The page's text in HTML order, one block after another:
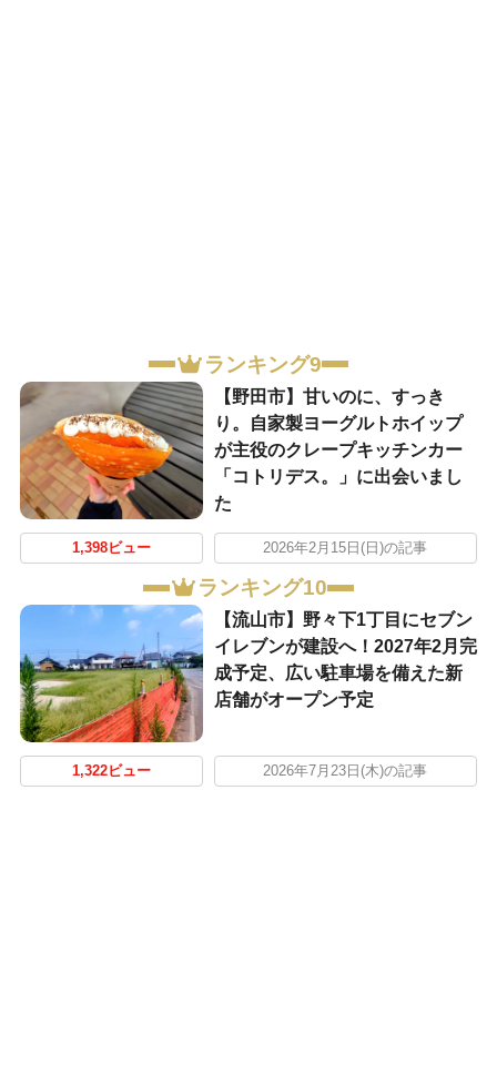
ランキング9
【野田市】甘いのに、すっき
り。自家製ヨーグルトホイップ
が主役のクレープキッチンカー
「コトリデス。」に出会いまし
た
1,398ビュー 2026年2月15日(日)の記事
ランキング10
【流山市】野々下1丁目にセブン
イレブンが建設へ！2027年2月完
成予定、広い駐車場を備えた新
店舗がオープン予定
1,322ビュー 2026年7月23日(木)の記事